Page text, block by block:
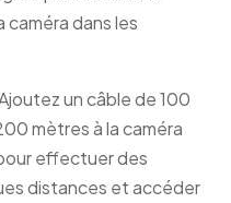
caméra dans les
un câble de 100
mètres à la caméra
effectuer des
distances et accéder